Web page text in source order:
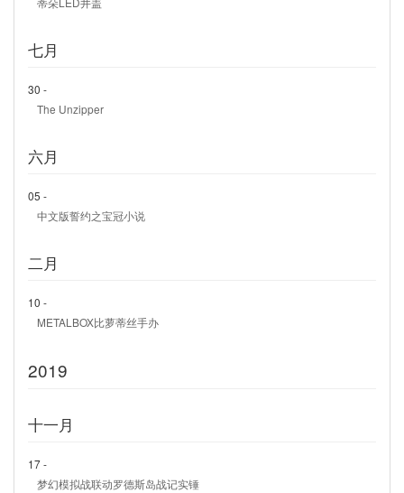
七月
30 -
The Unzipper
六月
05 -
中文版誓约之宝冠小说
二月
10 -
METALBOX比萝蒂丝手办
2019
十一月
17 -
梦幻模拟战联动罗德斯岛战记实锤